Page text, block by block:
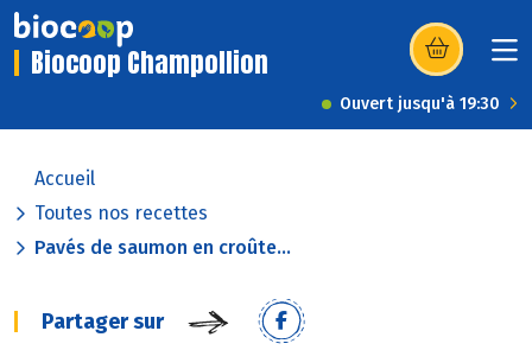
Biocoop Champollion (s’ouvre dans
Ouvert jusqu'à 19:30
Accueil
Toutes nos recettes
Pavés de saumon en croûte...
Partager sur